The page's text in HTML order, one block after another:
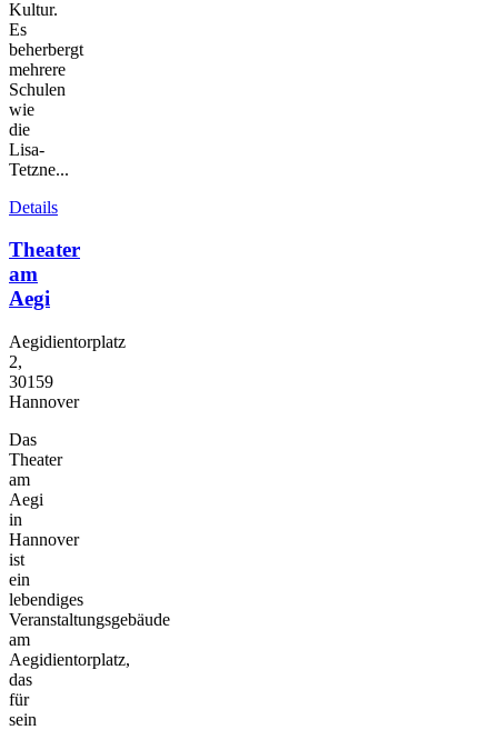
Kultur.
Es
beherbergt
mehrere
Schulen
wie
die
Lisa-
Tetzne...
Details
Theater
am
Aegi
Aegidientorplatz
2,
30159
Hannover
Das
Theater
am
Aegi
in
Hannover
ist
ein
lebendiges
Veranstaltungsgebäude
am
Aegidientorplatz,
das
für
sein